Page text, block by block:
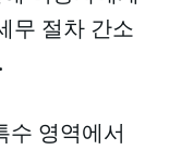
무 절차 간소
수 영역에서